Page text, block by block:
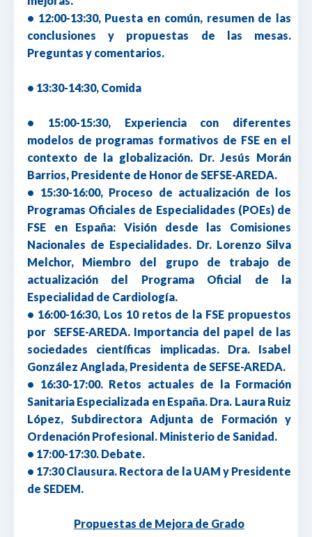
• 12:00-13:30, Puesta en común, resumen de las
conclusiones y propuestas de las mesas.
Preguntas y comentarios.
• 13:30-14:30, Comida
• 15:00-15:30, Experiencia con diferentes
modelos de programas formativos de FSE en el
contexto de la globalización. Dr. Jesús Morán
Barrios, Presidente de Honor de SEFSE-AREDA.
• 15:30-16:00, Proceso de actualización de los
Programas Oficiales de Especialidades (POEs) de
FSE en España: Visión desde las Comisiones
Nacionales de Especialidades. Dr. Lorenzo Silva
Melchor, Miembro del grupo de trabajo de
actualización del Programa Oficial de la
Especialidad de Cardiología.
• 16:00-16:30, Los 10 retos de la FSE propuestos
por SEFSE-AREDA. Importancia del papel de las
sociedades científicas implicadas. Dra. Isabel
González Anglada, Presidenta de SEFSE-AREDA.
• 16:30-17:00. Retos actuales de la Formación
Sanitaria Especializada en España. Dra. Laura Ruiz
López, Subdirectora Adjunta de Formación y
Ordenación Profesional. Ministerio de Sanidad.
• 17:00-17:30. Debate.
• 17:30 Clausura. Rectora de la UAM y Presidente
de SEDEM.
Propuestas de Mejora de Grado